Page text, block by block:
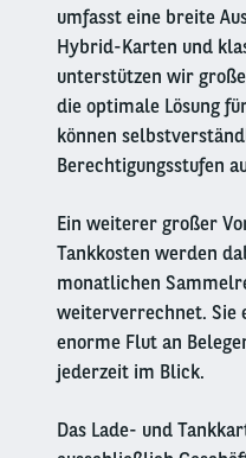
umfasst eine breite
Hybrid-Karten und
unterstützen wir
die optimale Lösung
können
Berechtigungsstufen
Ein weiterer großer
Tankkosten werden
monatlichen
weiterverrechnet. Sie
enorme Flut an
jederzeit im Blick.
Das Lade- und